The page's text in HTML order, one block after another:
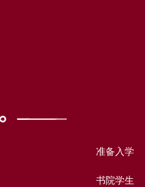
准备入学
书院学生